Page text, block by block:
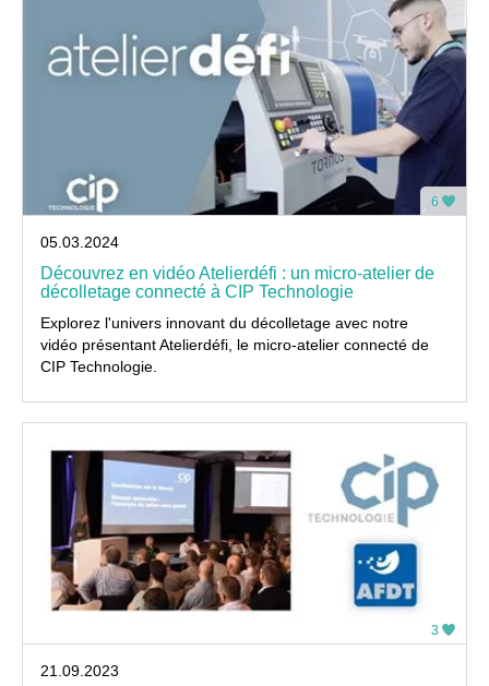
6
05.03.2024
Découvrez en vidéo Atelierdéfi : un micro-atelier de
décolletage connecté à CIP Technologie
Explorez l'univers innovant du décolletage avec notre
vidéo présentant Atelierdéfi, le micro-atelier connecté de
CIP Technologie.
3
21.09.2023